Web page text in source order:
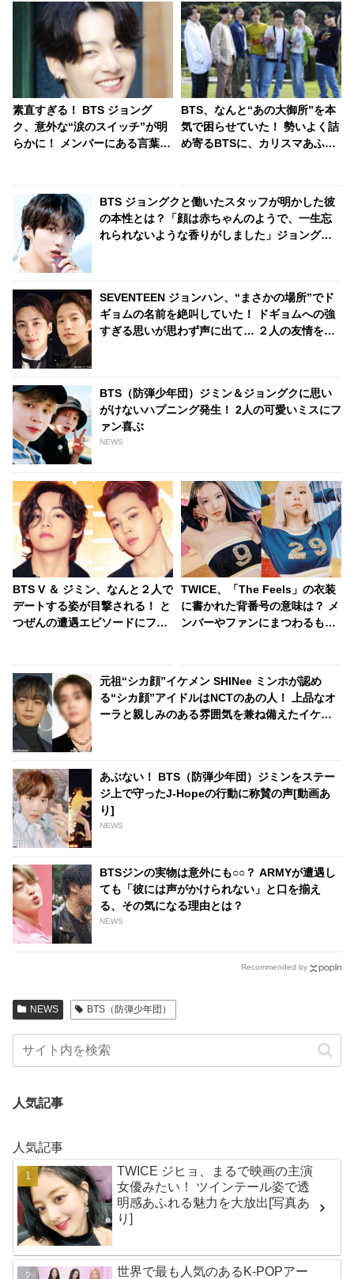
素直すぎる！ BTS ジョング
ク、意外な“涙のスイッチ”が明
らかに！ メンバーにある言葉を
っ子のかわいいヒミツとは？
BTS、なんと“あの大御所”を本
気で困らせていた！ 勢いよく詰
め寄るBTSに、カリスマあふれ
ァン大爆笑
BTS ジョングクと働いたスタッフが明かした彼
の本性とは？「顔は赤ちゃんのようで、一生忘
れられないような香りがしました」ジョングク
SEVENTEEN ジョンハン、“まさかの場所”でド
ギョムの名前を絶叫していた！ ドギョムへの強
すぎる思いが思わず声に出て… ２人の友情を証
BTS（防弾少年団）ジミン＆ジョングクに思い
がけないハプニング発生！ 2人の可愛いミスにフ
ァン喜ぶ
NEWS
BTS V ＆ ジミン、なんと２人で
デートする姿が目撃される！ と
つぜんの遭遇エピソードにファ
クションまでかわいすぎると注
目殺到
TWICE、「The Feels」の衣装
に書かれた背番号の意味は？ メ
ンバーやファンにまつわるもの
元祖“シカ顔”イケメン SHINee ミンホが認め
る“シカ顔”アイドルはNCTのあの人！ 上品なオ
ーラと親しみのある雰囲気を兼ね備えたイケメ
あぶない！ BTS（防弾少年団）ジミンをステー
ジ上で守ったJ-Hopeの行動に称賛の声[動画あ
り]
NEWS
BTSジンの実物は意外にも○○？ ARMYが遭遇し
ても「彼には声がかけられない」と口を揃え
る、その気になる理由とは？
NEWS
Recommended by
NEWS BTS（防弾少年団）
人気記事
人気記事
TWICE ジヒョ、まるで映画の主演
女優みたい！ ツインテール姿で透
明感あふれる魅力を大放出[写真あ
り]
世界で最も人気のあるK-POPアー